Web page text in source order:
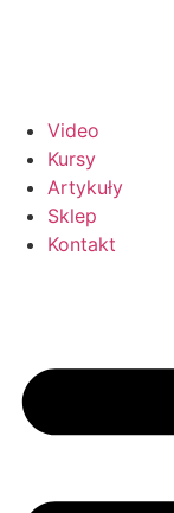
Video
Kursy
Artykuły
Sklep
Kontakt